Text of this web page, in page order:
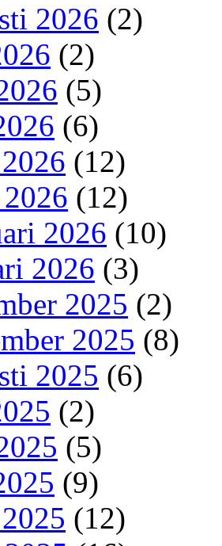
2026 (2)
(2)
(5)
(6)
(12)
(12)
2026 (10)
2026 (3)
2025 (2)
2025 (8)
2025 (6)
(2)
(5)
(9)
(12)